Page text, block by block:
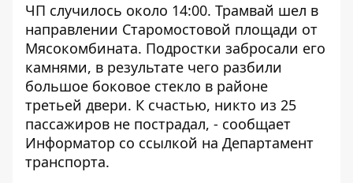
ЧП случилось около 14:00. Трамвай шел в
направлении Старомостовой площади от
Мясокомбината. Подростки забросали его
камнями, в результате чего разбили
большое боковое стекло в районе
третьей двери. К счастью, никто из 25
пассажиров не пострадал, - сообщает
Информатор со ссылкой на Департамент
транспорта.